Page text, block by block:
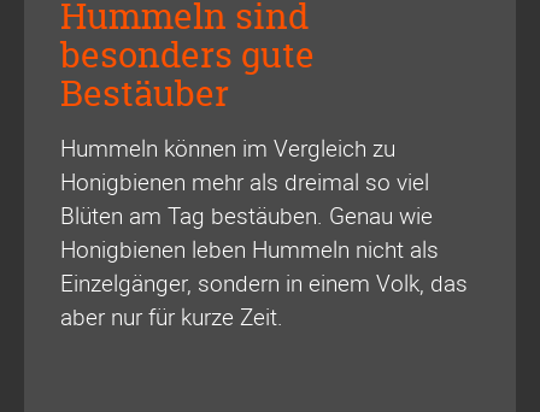
Hummeln sind
besonders gute
Bestäuber
Hummeln können im Vergleich zu
Honigbienen mehr als dreimal so viel
Blüten am Tag bestäuben. Genau wie
Honigbienen leben Hummeln nicht als
Einzelgänger, sondern in einem Volk, das
aber nur für kurze Zeit.